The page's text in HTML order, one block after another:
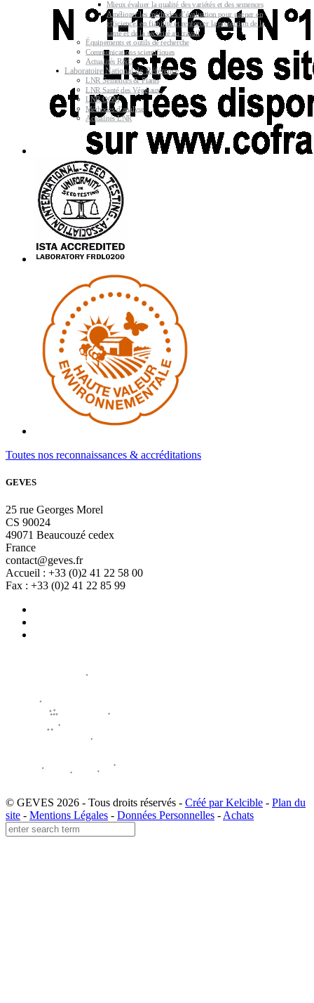
Toutes nos reconnaissances & accréditations
GEVES
25 rue Georges Morel
CS 90024
49071 Beaucouzé cedex
France
contact@geves.fr
Accueil : +33 (0)2 41 22 58 00
Fax : +33 (0)2 41 22 85 99
© GEVES 2026 - Tous droits réservés - Créé par Kelcible - Plan du
site - Mentions Légales - Données Personnelles - Achats
Mieux évaluer la qualité des variétés et des semences
Améliorer les méthodes d’évaluation pour gagner en
efficience, en fiabilité et renforcer la protection de la
santé et de la sécurité au travail
Équipements et outils de recherche
Communications scientifiques
Actualités R&D
Laboratoire National de Référence
LNR Semences & Plants
LNR Santé des Végétaux
LNR OGM
Méthodes d’analyse
Actualités LNR